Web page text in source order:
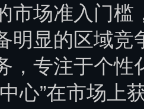
市场准入门槛
明显的区域竞
，专注于个
心”在市场上